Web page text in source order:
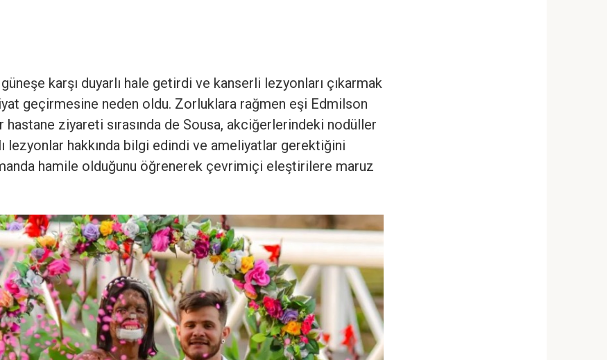
karşı duyarlı hale getirdi ve kanserli lezyonları çıkarmak
geçirmesine neden oldu. Zorluklara rağmen eşi Edmilson
hastane ziyareti sırasında de Sousa, akciğerlerindeki nodüller
lezyonlar hakkında bilgi edindi ve ameliyatlar gerektiğini
hamile olduğunu öğrenerek çevrimiçi eleştirilere maruz